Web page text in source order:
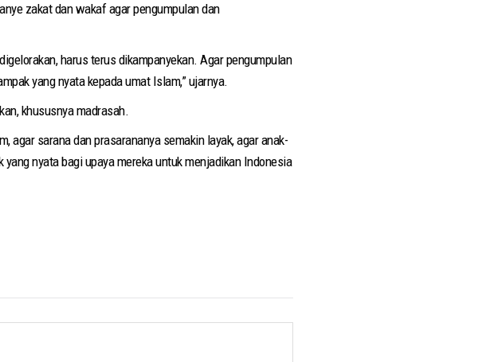
zakat dan wakaf agar pengumpulan dan
harus terus dikampanyekan. Agar pengumpulan
yang nyata kepada umat Islam,” ujarnya.
khususnya madrasah.
agar sarana dan prasarananya semakin layak, agar anak-
nyata bagi upaya mereka untuk menjadikan Indonesia